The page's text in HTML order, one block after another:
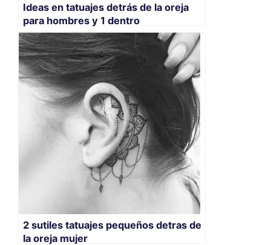
Ideas en tatuajes detrás de la oreja
para hombres y 1 dentro
2 sutiles tatuajes pequeños detras de
la oreja mujer